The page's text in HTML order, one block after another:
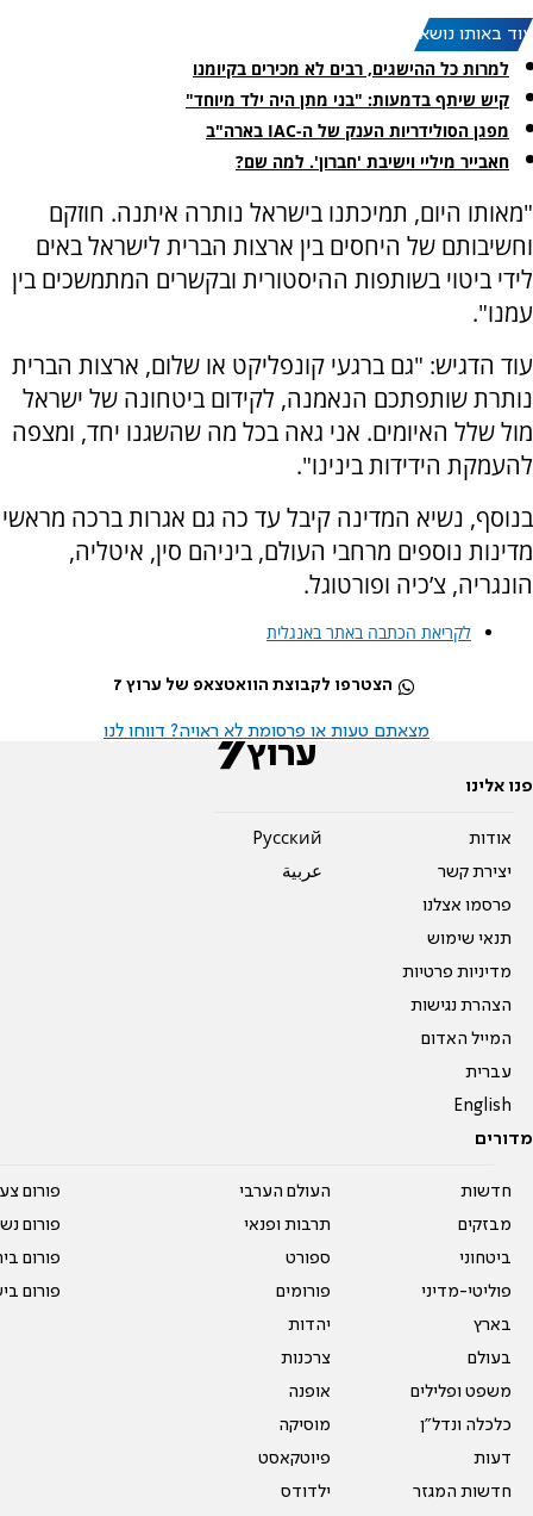
עוד באותו נושא:
למרות כל ההישגים, רבים לא מכירים בקיומנו
קיש שיתף בדמעות: "בני מתן היה ילד מיוחד"
מפגן הסולידריות הענק של ה-IAC בארה"ב
חאבייר מיליי וישיבת 'חברון'. למה שם?
"מאותו היום, תמיכתנו בישראל נותרה איתנה. חוזקם
וחשיבותם של היחסים בין ארצות הברית לישראל באים
לידי ביטוי בשותפות ההיסטורית ובקשרים המתמשכים בין
עמנו".
עוד הדגיש: "גם ברגעי קונפליקט או שלום, ארצות הברית
נותרת שותפתכם הנאמנה, לקידום ביטחונה של ישראל
מול שלל האיומים. אני גאה בכל מה שהשגנו יחד, ומצפה
להעמקת הידידות בינינו".
בנוסף, נשיא המדינה קיבל עד כה גם אגרות ברכה מראשי
מדינות נוספים מרחבי העולם, ביניהם סין, איטליה,
הונגריה, צ’כיה ופורטוגל.
לקריאת הכתבה באתר באנגלית
הצטרפו לקבוצת הוואטצאפ של ערוץ 7
מצאתם טעות או פרסומת לא ראויה? דווחו לנו
פנו אלינו
אודות
יצירת קשר
פרסמו אצלנו
תנאי שימוש
מדיניות פרטיות
הצהרת נגישות
המייל האדום
עברית
English
Pусский
عربية
מדורים
חדשות
מבזקים
ביטחוני
פוליטי-מדיני
בארץ
בעולם
משפט ופלילים
כלכלה ונדל"ן
דעות
חדשות המגזר
העולם הערבי
תרבות ופנאי
ספורט
פורומים
יהדות
צרכנות
אופנה
מוסיקה
פיוטקאסט
ילדודס
פורום
פורום
פורום
פורום